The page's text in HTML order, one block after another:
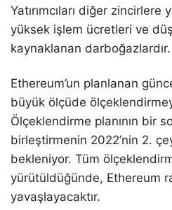
Yatırımcıları diğer
yüksek işlem ücretleri ve
kaynaklanan darboğazlardır.
Ethereum’un planlanan
büyük ölçüde
Ölçeklendirme planının bir
birleştirmenin 2022’nin 2.
bekleniyor. Tüm
yürütüldüğünde, Ethereum
yavaşlayacaktır.